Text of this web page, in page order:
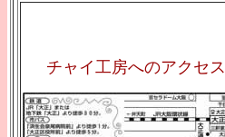
チャイ工房へのアクセス